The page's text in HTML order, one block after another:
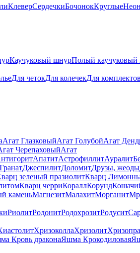
КлеверСердечкиБочонокКруглые
Каучуковый шнурПолый
Для четокДля колечекДля
Агат ГлазковыйАгат ГолубойАгат
ЧерепаховыйАгат
АпатитАстрофиллитАуралит
ГранатДжеспилитДоломитДрузы, жеоды
зеленый празиолитКварц
Кварц черриКораллКорунд
каменьМагнезитМалахитМорганит
РиолитРодонитРодохрозитРодусит
ХризоколлаХризолит
Кровь драконаЯшма Крокодиловая